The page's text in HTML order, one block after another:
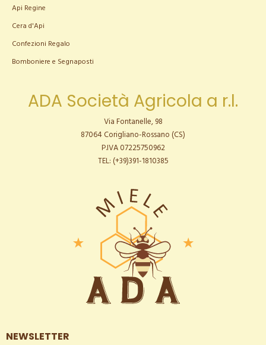
Api Regine
Cera d'Api
Confezioni Regalo
Bomboniere e Segnaposti
ADA Società Agricola a r.l.
Via Fontanelle, 98
87064 Corigliano-Rossano (CS)
P.IVA 07225750962
TEL: (+39)391-1810385
NEWSLETTER